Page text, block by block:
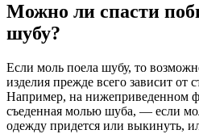
Можно ли спасти
шубу?
Если моль поела шубу, то
изделия прежде всего зависит от
Например, на нижеприведенном
съеденная молью шуба, — если
одежду придется или выкинуть,